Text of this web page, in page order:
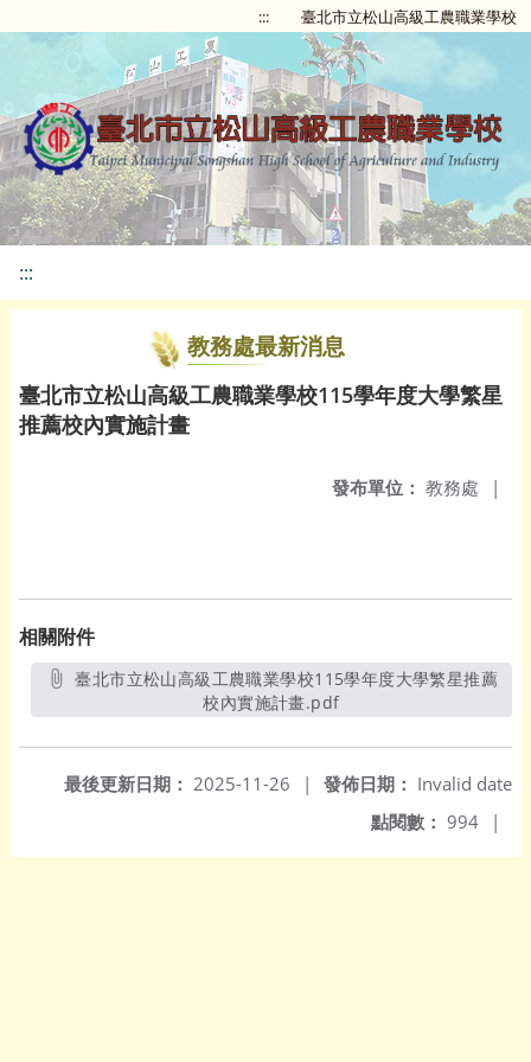
::: 臺北市立松山高級工農職業學校
:::
教務處最新消息
臺北市立松山高級工農職業學校115學年度大學繁星
推薦校內實施計畫
發布單位： 教務處 |
相關附件
臺北市立松山高級工農職業學校115學年度大學繁星推薦
校內實施計畫.pdf另開新視窗
發佈日期： Invalid date
最後更新日期： 2025-11-26
|
點閱數： 994 |